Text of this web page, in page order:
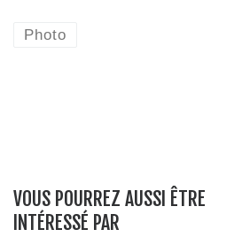
Photo
VOUS POURREZ AUSSI ÊTRE
INTÉRESSÉ PAR